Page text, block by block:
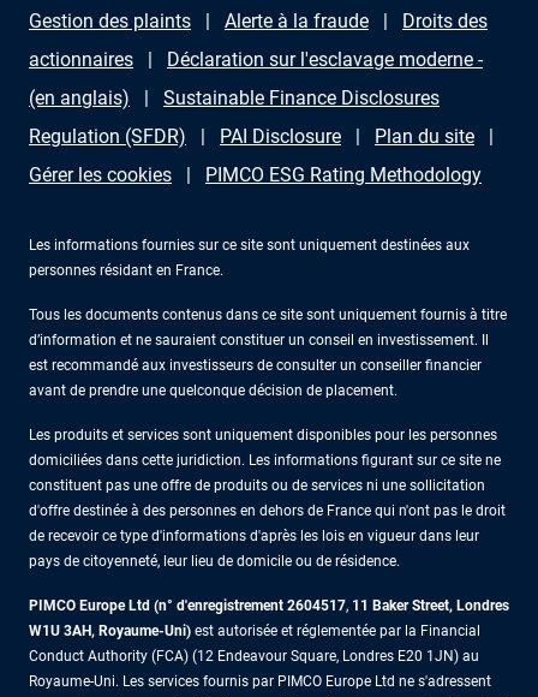
Gestion des plaints
Alerte à la fraude
Droits des
actionnaires
Déclaration sur l'esclavage moderne -
(en anglais)
Sustainable Finance Disclosures
Regulation (SFDR)
PAI Disclosure
Plan du site
Gérer les cookies
PIMCO ESG Rating Methodology
Les informations fournies sur ce site sont uniquement destinées aux
personnes résidant en France.
Tous les documents contenus dans ce site sont uniquement fournis à titre
d’information et ne sauraient constituer un conseil en investissement. Il
est recommandé aux investisseurs de consulter un conseiller financier
avant de prendre une quelconque décision de placement.
Les produits et services sont uniquement disponibles pour les personnes
domiciliées dans cette juridiction. Les informations figurant sur ce site ne
constituent pas une offre de produits ou de services ni une sollicitation
d'offre destinée à des personnes en dehors de France qui n'ont pas le droit
de recevoir ce type d'informations d'après les lois en vigueur dans leur
pays de citoyenneté, leur lieu de domicile ou de résidence.
PIMCO Europe Ltd (n° d'enregistrement 2604517, 11 Baker Street, Londres
W1U 3AH, Royaume-Uni) est autorisée et réglementée par la Financial
Conduct Authority (FCA) (12 Endeavour Square, Londres E20 1JN) au
Royaume-Uni. Les services fournis par PIMCO Europe Ltd ne s'adressent